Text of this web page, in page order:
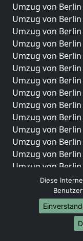
Umzug von
Umzug von
Umzug von
Umzug von
Umzug von
Umzug von
Umzug von
Umzug von
Umzug von
Umzug von Berlin
Umzug von
Umzug von
Umzug von
Umzug von
Umzug von
Umzug von
Umzug von
Umzug von
Umzug von
Diese